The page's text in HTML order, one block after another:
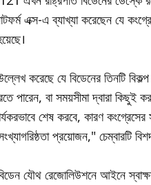
এক্স-এ ব্যাখ্যা করেছেন যে
করেছে যে বিডেনের তিনটি
পারেন, বা সময়সীমা দ্বারা
শেষ করবে, কারণ
প্রয়োজন," চেম্বারটি
বিডেন যৌথ রেজোলিউশনে আইনে